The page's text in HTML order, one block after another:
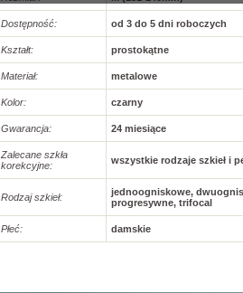
Dostępność: od 3 do 5 dni roboczych
Kształt: prostokątne
Materiał: metalowe
Kolor: czarny
Gwarancja: 24 miesiące
Zalecane szkła
korekcyjne:
wszystkie rodzaje szkieł i
Rodzaj szkieł:
jednoogniskowe,
progresywne, trifocal
Płeć: damskie